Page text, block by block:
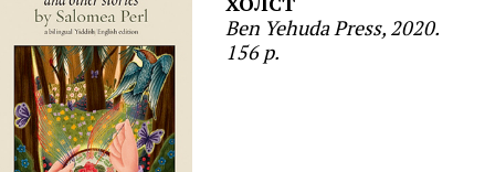
Ben Yehuda Press, 2020.
156 p.